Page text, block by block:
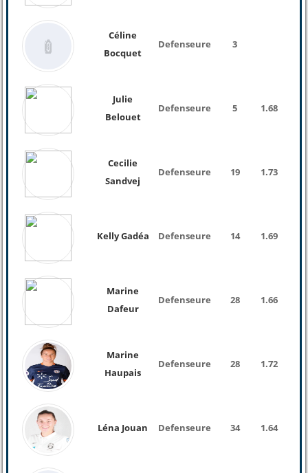
Céline
Bocquet
Defenseure 3
Julie
Belouet
Defenseure 5 1.68
Cecilie
Sandvej
Defenseure 19 1.73
Kelly Gadéa Defenseure 14 1.69
Marine
Dafeur
Defenseure 28 1.66
Marine
Haupais
Defenseure 28 1.72
Léna Jouan Defenseure 34 1.64